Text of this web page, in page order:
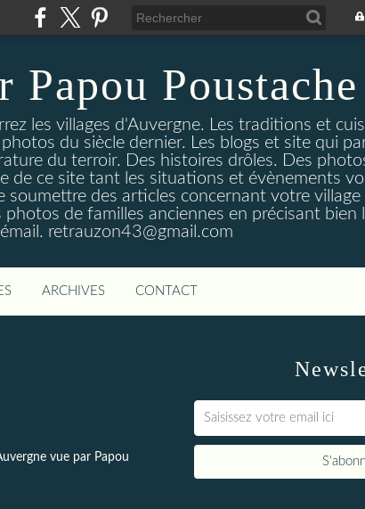
Poustache
les villages d'Auvergne. Les traditions et
du siècle dernier. Les blogs et site qui
du terroir. Des histoires drôles. Des
de ce site tant les situations et évènements
soumettre des articles concernant votre village
de familles anciennes en précisant bien
retrauzon43@gmail.com
ARCHIVES CONTACT
vue par Papou